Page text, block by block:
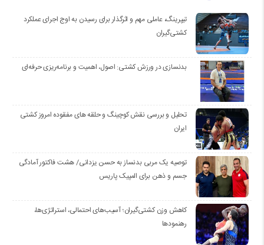
تیپرینگ، عاملی مهم و اثرگذار برای رسیدن به اوج اجرای عملکرد
کشتی‌گیران
بدنسازی در ورزش کشتی: اصول، اهمیت و برنامه‌ریزی حرفه‌ای
تحلیل و بررسی نقش کوچینگ و حلقه های مفقوده امروز کشتی
ایران
توصیه یک مربی بدنساز به حسن یزدانی/ هشت فاکتور آمادگی
جسم و ذهن برای المپیک پاریس
کاهش وزن کشتی‌گیران؛ آسیب‌های احتمالی، استراتژی‌ها،
رهنمودها